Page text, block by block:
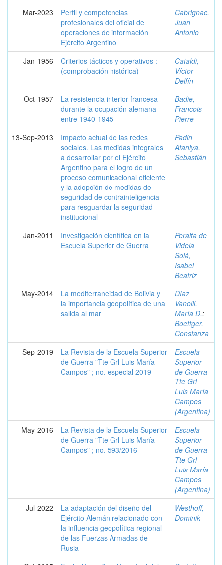
Mar-2023
Perfil y competencias
profesionales del oficial de
operaciones de información
Ejército Argentino
Cabrignac,
Juan
Antonio
Jan-1956
Criterios tácticos y operativos :
(comprobación histórica)
Cataldi,
Víctor
Delfín
Oct-1957
La resistencia interior francesa
durante la ocupación alemana
entre 1940-1945
Badie,
Francois
Pierre
13-Sep-2013
Impacto actual de las redes
sociales. Las medidas integrales
a desarrollar por el Ejército
Argentino para el logro de un
proceso comunicacional eficiente
y la adopción de medidas de
seguridad de contrainteligencia
para resguardar la seguridad
institucional
Padin
Ataniya,
Sebastián
Jan-2011
Investigación científica en la
Escuela Superior de Guerra
Peralta de
Videla
Solá,
Isabel
Beatriz
May-2014
La mediterraneidad de Bolivia y
la importancia geopolítica de una
salida al mar
Díaz
Vanolli,
María D.;
Boettger,
Constanza
Sep-2019
La Revista de la Escuela Superior
de Guerra "Tte Grl Luis María
Campos" ; no. especial 2019
Escuela
Superior
de Guerra
Tte Grl
Luis María
Campos
(Argentina)
May-2016
La Revista de la Escuela Superior
de Guerra "Tte Grl Luis María
Campos" ; no. 593/2016
Escuela
Superior
de Guerra
Tte Grl
Luis María
Campos
(Argentina)
Jul-2022
La adaptación del diseño del
Ejército Alemán relacionado con
la influencia geopolítica regional
de las Fuerzas Armadas de
Rusia
Westhoff,
Dominik